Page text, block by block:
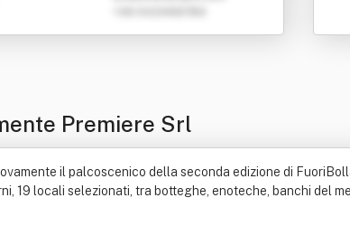
Premiere Srl
il palcoscenico della seconda edizione di
19 locali selezionati, tra botteghe, enoteche, banchi del